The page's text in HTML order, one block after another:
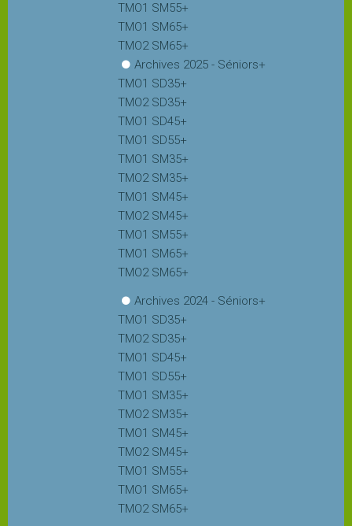
TMO1 SM55+
TMO1 SM65+
TMO2 SM65+
Archives 2025 - Séniors+
TMO1 SD35+
TMO2 SD35+
TMO1 SD45+
TMO1 SD55+
TMO1 SM35+
TMO2 SM35+
TMO1 SM45+
TMO2 SM45+
TMO1 SM55+
TMO1 SM65+
TMO2 SM65+
Archives 2024 - Séniors+
TMO1 SD35+
TMO2 SD35+
TMO1 SD45+
TMO1 SD55+
TMO1 SM35+
TMO2 SM35+
TMO1 SM45+
TMO2 SM45+
TMO1 SM55+
TMO1 SM65+
TMO2 SM65+